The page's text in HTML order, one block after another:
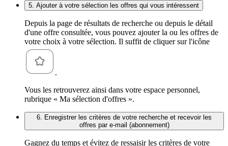
5. Ajouter à votre sélection les offres qui vous intéressent
Depuis la page de résultats de recherche ou depuis le détail
d'une offre consultée, vous pouvez ajouter la ou les offres de
votre choix à votre sélection. Il suffit de cliquer sur l'icône
.
Vous les retrouverez ainsi dans votre espace personnel,
rubrique « Ma sélection d'offres ».
6. Enregistrer les critères de votre recherche et recevoir les
offres par e-mail (abonnement)
Gagnez du temps et évitez de ressaisir les critères de votre